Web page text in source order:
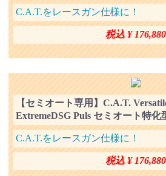
C.A.T.をレースガン仕様に！
税込 ¥ 176,880
【セミオート専用】C.A.T.
ExtremeDSG Puls セミオート特化
C.A.T.をレースガン仕様に！
税込 ¥ 176,880